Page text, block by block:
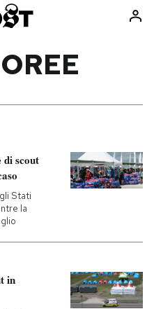
Consumismi
Ok Boomer!
Mondiali calcio 2026
scout
Stati
la
in